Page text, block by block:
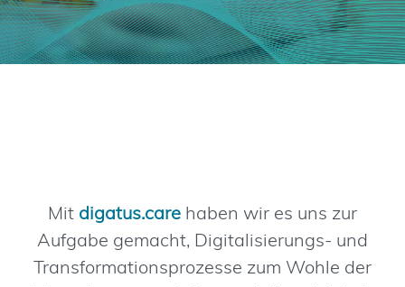
Mit digatus.care haben wir es uns zur
Aufgabe gemacht, Digitalisierungs- und
Transformationsprozesse zum Wohle der